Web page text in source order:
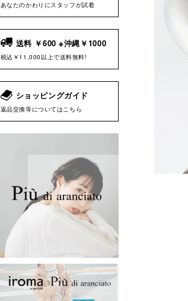
あなたのかわりにスタッフが試着
送料 ￥600 ※沖縄￥1000
税込￥11,000以上で送料無料!
ショッピングガイド
返品交換等についてはこちら